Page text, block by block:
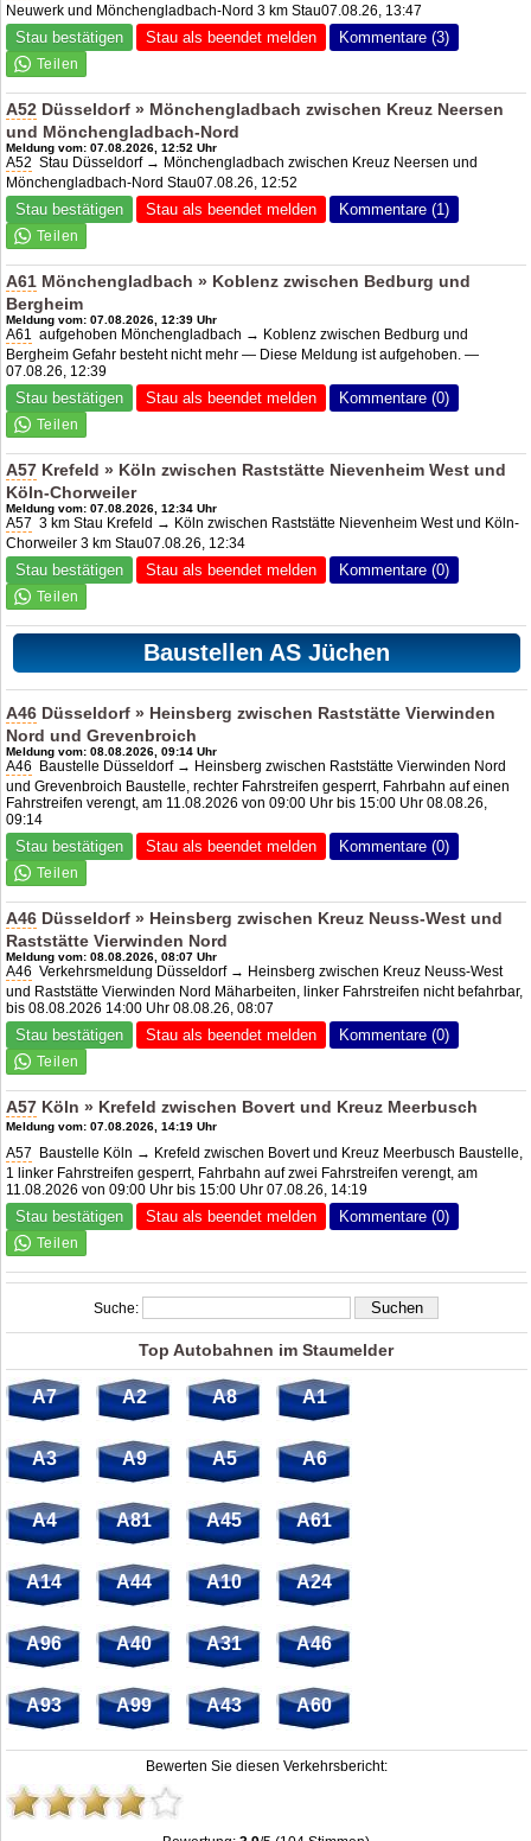
Neuwerk und Mönchengladbach-Nord 3 km Stau07.08.26, 13:47
Stau bestätigen Stau als beendet melden Kommentare (3)
A52 Düsseldorf » Mönchengladbach zwischen Kreuz Neersen
und Mönchengladbach-Nord
Meldung vom: 07.08.2026, 12:52 Uhr
A52 Stau Düsseldorf → Mönchengladbach zwischen Kreuz Neersen und
Mönchengladbach-Nord Stau07.08.26, 12:52
Stau bestätigen Stau als beendet melden Kommentare (1)
A61 Mönchengladbach » Koblenz zwischen Bedburg und
Bergheim
Meldung vom: 07.08.2026, 12:39 Uhr
A61 aufgehoben Mönchengladbach → Koblenz zwischen Bedburg und
Bergheim Gefahr besteht nicht mehr — Diese Meldung ist aufgehoben. —
07.08.26, 12:39
Stau bestätigen Stau als beendet melden Kommentare (0)
A57 Krefeld » Köln zwischen Raststätte Nievenheim West und
Köln-Chorweiler
Meldung vom: 07.08.2026, 12:34 Uhr
A57 3 km Stau Krefeld → Köln zwischen Raststätte Nievenheim West und Köln-
Chorweiler 3 km Stau07.08.26, 12:34
Stau bestätigen Stau als beendet melden Kommentare (0)
Baustellen AS Jüchen
A46 Düsseldorf » Heinsberg zwischen Raststätte Vierwinden
Nord und Grevenbroich
Meldung vom: 08.08.2026, 09:14 Uhr
A46
Baustelle Düsseldorf → Heinsberg zwischen Raststätte Vierwinden Nord
und Grevenbroich Baustelle, rechter Fahrstreifen gesperrt, Fahrbahn auf einen
Fahrstreifen verengt, am 11.08.2026 von 09:00 Uhr bis 15:00 Uhr 08.08.26,
09:14
Stau bestätigen Stau als beendet melden Kommentare (0)
A46 Düsseldorf » Heinsberg zwischen Kreuz Neuss-West und
Raststätte Vierwinden Nord
Meldung vom: 08.08.2026, 08:07 Uhr
A46 Verkehrsmeldung Düsseldorf → Heinsberg zwischen Kreuz Neuss-West
und Raststätte Vierwinden Nord Mäharbeiten, linker Fahrstreifen nicht befahrbar,
bis 08.08.2026 14:00 Uhr 08.08.26, 08:07
Stau bestätigen Stau als beendet melden Kommentare (0)
A57 Köln » Krefeld zwischen Bovert und Kreuz Meerbusch
Meldung vom: 07.08.2026, 14:19 Uhr
A57
Baustelle Köln → Krefeld zwischen Bovert und Kreuz Meerbusch Baustelle,
1 linker Fahrstreifen gesperrt, Fahrbahn auf zwei Fahrstreifen verengt, am
11.08.2026 von 09:00 Uhr bis 15:00 Uhr 07.08.26, 14:19
Stau bestätigen Stau als beendet melden Kommentare (0)
Suche:
Top Autobahnen im Staumelder
A7 A2 A8 A1
A3 A9 A5 A6
A4 A81 A45 A61
A14 A44 A10 A24
A96 A40 A31 A46
A93 A99 A43 A60
Bewerten Sie diesen Verkehrsbericht: